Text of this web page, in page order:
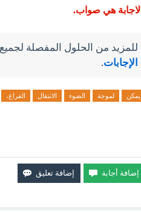
الاجابة هي صواب.
للمزيد من الحلول المفصلة
الإجابات.
يمكن لموجة الضوء الانتقال الفراغ،